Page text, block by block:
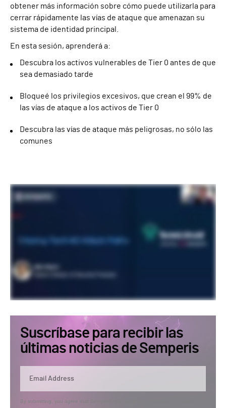
obtener más información sobre cómo puede utilizarla para
cerrar rápidamente las vías de ataque que amenazan su
sistema de identidad principal.
En esta sesión, aprenderá a:
Descubra los activos vulnerables de Tier 0 antes de que
sea demasiado tarde
Bloqueé los privilegios excesivos, que crean el 99% de
las vías de ataque a los activos de Tier 0
Descubra las vías de ataque más peligrosas, no sólo las
comunes
Suscríbase para recibir las
últimas noticias de Semperis
By submitting, you agree that Semperis may send you information regarding its